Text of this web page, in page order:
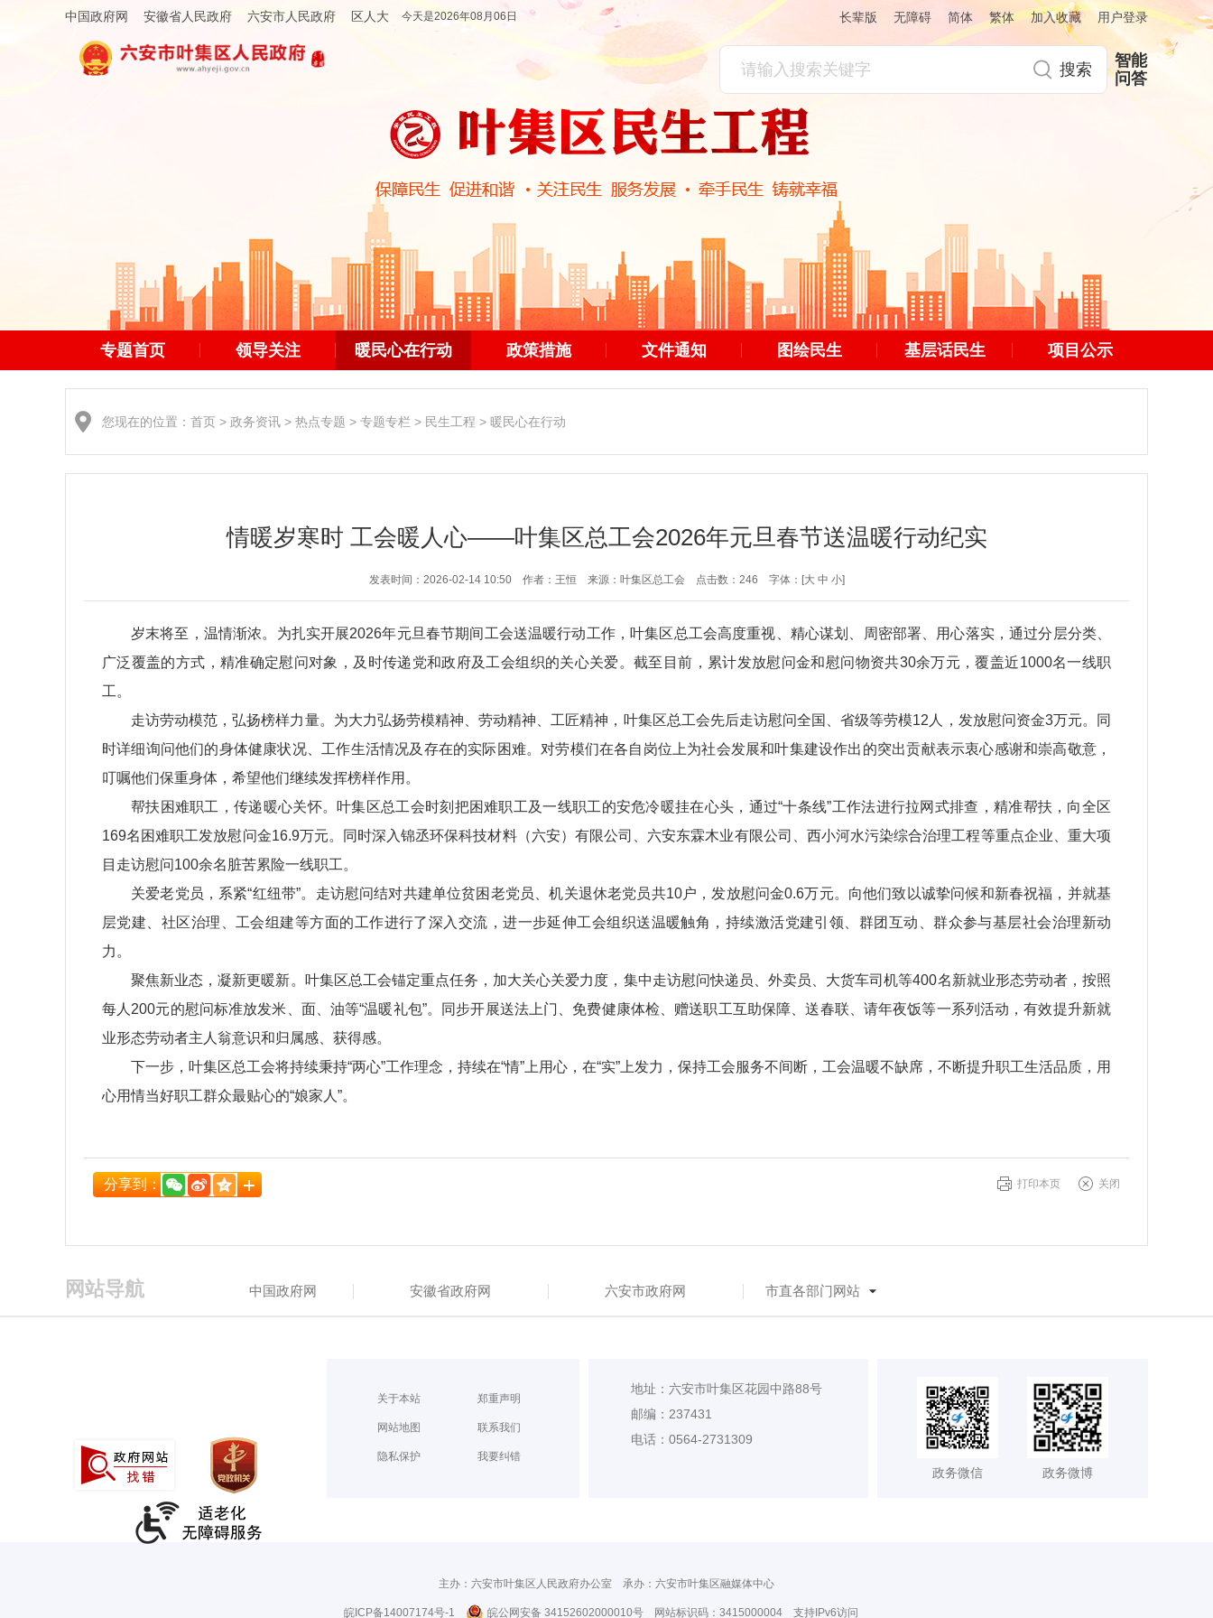
中国政府网 安徽省人民政府 六安市人民政府 区人大 今天是2026年08月06日 长辈版 无障碍 简体 繁体 加入收藏 用户登录
智能
问答
专题首页 领导关注 暖民心在行动 政策措施 文件通知 图绘民生 基层话民生 项目公示
您现在的位置： 首页 > 政务资讯 > 热点专题 > 专题专栏 > 民生工程 > 暖民心在行动
情暖岁寒时 工会暖人心——叶集区总工会2026年元旦春节送温暖行动纪实
发表时间：2026-02-14 10:50 作者：王恒 来源：叶集区总工会点击数： 246 字体：[大 中 小]
岁末将至，温情渐浓。为扎实开展2026年元旦春节期间工会送温暖行动工作，叶集区总工会高度重视、精心谋划、周密部署、用心落实，通过分层分类、
广泛覆盖的方式，精准确定慰问对象，及时传递党和政府及工会组织的关心关爱。截至目前，累计发放慰问金和慰问物资共30余万元，覆盖近1000名一线职
工。
走访劳动模范，弘扬榜样力量。为大力弘扬劳模精神、劳动精神、工匠精神，叶集区总工会先后走访慰问全国、省级等劳模12人，发放慰问资金3万元。同
时详细询问他们的身体健康状况、工作生活情况及存在的实际困难。对劳模们在各自岗位上为社会发展和叶集建设作出的突出贡献表示衷心感谢和崇高敬意，
叮嘱他们保重身体，希望他们继续发挥榜样作用。
帮扶困难职工，传递暖心关怀。叶集区总工会时刻把困难职工及一线职工的安危冷暖挂在心头，通过“十条线”工作法进行拉网式排查，精准帮扶，向全区
169名困难职工发放慰问金16.9万元。同时深入锦丞环保科技材料（六安）有限公司、六安东霖木业有限公司、西小河水污染综合治理工程等重点企业、重大项
目走访慰问100余名脏苦累险一线职工。
关爱老党员，系紧“红纽带”。走访慰问结对共建单位贫困老党员、机关退休老党员共10户，发放慰问金0.6万元。向他们致以诚挚问候和新春祝福，并就基
层党建、社区治理、工会组建等方面的工作进行了深入交流，进一步延伸工会组织送温暖触角，持续激活党建引领、群团互动、群众参与基层社会治理新动
力。
聚焦新业态，凝新更暖新。叶集区总工会锚定重点任务，加大关心关爱力度，集中走访慰问快递员、外卖员、大货车司机等400名新就业形态劳动者，按照
每人200元的慰问标准放发米、面、油等“温暖礼包”。同步开展送法上门、免费健康体检、赠送职工互助保障、送春联、请年夜饭等一系列活动，有效提升新就
业形态劳动者主人翁意识和归属感、获得感。
下一步，叶集区总工会将持续秉持“两心”工作理念，持续在“情”上用心，在“实”上发力，保持工会服务不间断，工会温暖不缺席，不断提升职工生活品质，用
心用情当好职工群众最贴心的“娘家人”。
分享到： 打印本页 关闭
网站导航 中国政府网 安徽省政府网 六安市政府网 市直各部门网站
关于本站 郑重声明
网站地图 联系我们
隐私保护 我要纠错
地址：六安市叶集区花园中路88号
邮编：237431
电话：0564-2731309
政务微信 政务微博
主办：六安市叶集区人民政府办公室 承办：六安市叶集区融媒体中心
皖ICP备14007174号-1 皖公网安备 34152602000010号 网站标识码：3415000004 支持IPv6访问